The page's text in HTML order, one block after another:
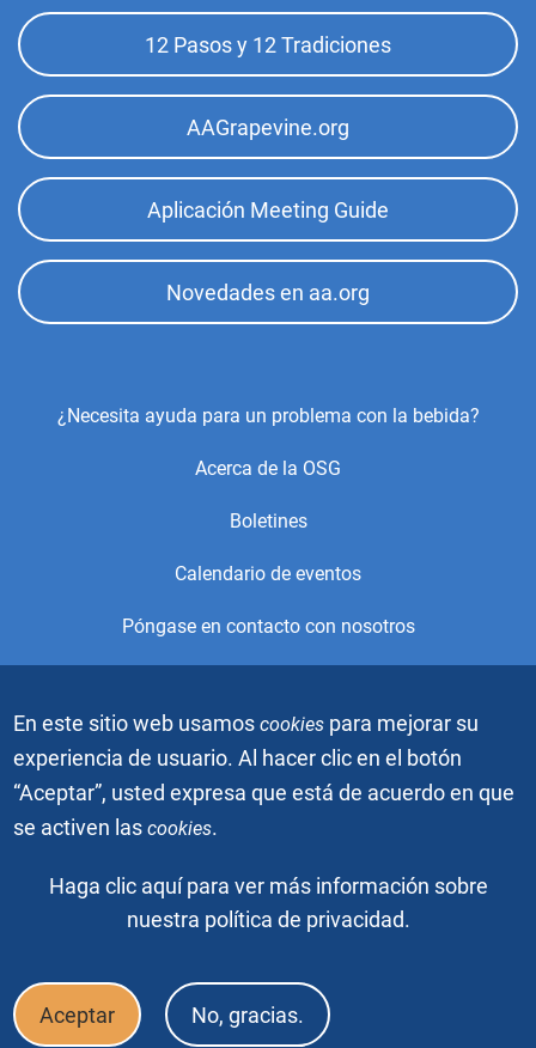
Menu
12 Pasos y 12 Tradiciones
AAGrapevine.org
Aplicación Meeting Guide
Novedades en aa.org
Footer
¿Necesita ayuda para un problema con la bebida?
Acerca de la OSG
Boletines
Calendario de eventos
Póngase en contacto con nosotros
derechos reservados. Este es el sitio web oficial de la Oficina
de Servicios Generales (OSG) de Alcohólicos Anónimos. Está
gráficas sin el permiso escrito de Alcoholics Anonymous
World Services, Inc. El gráfico de la gente azul es una marca
Footer
Bottom
Preguntas frecuentes
Prensa y medios de comunicación
Política de confidencialidad
En este sitio web usamoscookies para mejorar su
experiencia de usuario. Al hacer clic en el botón
“Aceptar”, usted expresa que está de acuerdo en que
se activen lascookies.
Haga clic aquí para ver más información sobre
nuestra política de privacidad.
Aceptar No, gracias.